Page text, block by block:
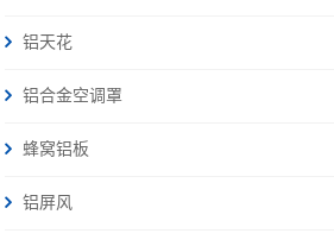
铝天花
铝合金空调罩
蜂窝铝板
铝屏风